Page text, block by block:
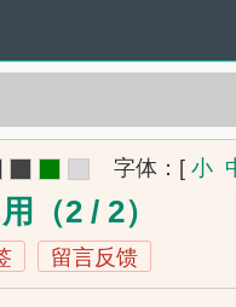
字体： [ 小
（2 / 2）
留言反馈